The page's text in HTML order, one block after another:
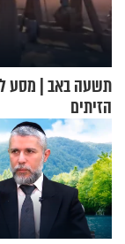
תשעה באב | מסע
הזיתים